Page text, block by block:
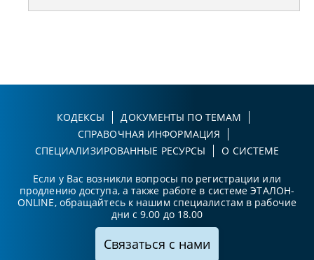
КОДЕКСЫ
ДОКУМЕНТЫ ПО ТЕМАМ
СПРАВОЧНАЯ ИНФОРМАЦИЯ
СПЕЦИАЛИЗИРОВАННЫЕ РЕСУРСЫ
О СИСТЕМЕ
Если у Вас возникли вопросы по регистрации или
продлению доступа, а также работе в системе ЭТАЛОН-
ONLINE, обращайтесь к нашим специалистам в рабочие
дни с 9.00 до 18.00
Связаться с нами